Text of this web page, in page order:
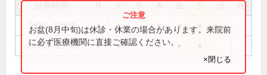
祝
9:00～13:00 ● ● ● ●
14:30～19:00 ● ● ●
お盆(8月中旬)は休診・休業の場合があります。来院前
に必ず医療機関に直接ご確認ください。
×閉じる